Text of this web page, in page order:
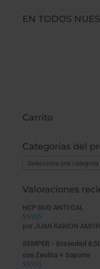
EN TODOS
Carrito
Categorías del
Valoraciones
HCP DUO ANTI CAL
Valorado con
por JUAN RAMON
SEMPER - Gravedad
con Zeolita + Soporte